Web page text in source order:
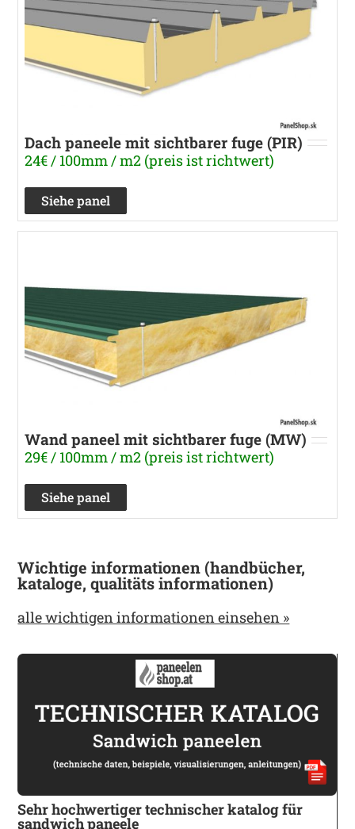
Dach paneele mit sichtbarer fuge (PIR)
24€ / 100mm / m2 (preis ist richtwert)
Siehe panel
Wand paneel mit sichtbarer fuge (MW)
29€ / 100mm / m2 (preis ist richtwert)
Siehe panel
Wichtige informationen (handbücher,
kataloge, qualitäts informationen)
alle wichtigen informationen einsehen »
Sehr hochwertiger technischer katalog für
sandwich paneele